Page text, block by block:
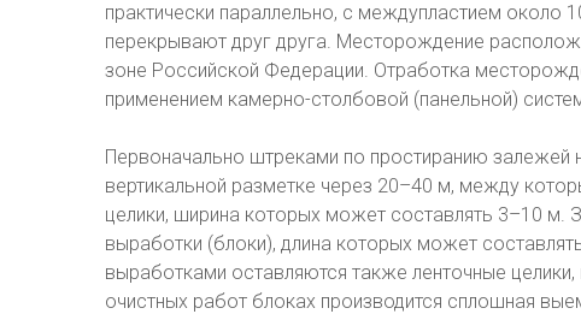
практически параллельно, с междупластием около
перекрывают друг друга. Месторождение
зоне Российской Федерации. Отработка
применением камерно-столбовой (панельной)
Первоначально штреками по простиранию залежей
вертикальной разметке через 20–40 м, между
целики, ширина которых может составлять 3–10 м.
выработки (блоки), длина которых может
выработками оставляются также ленточные
очистных работ блоках производится сплошная